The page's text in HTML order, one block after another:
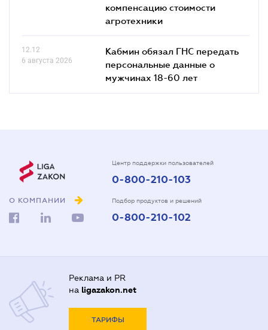
компенсацию стоимости
агротехники
12.12
6 августа 2026
Кабмин обязал ГНС передать
персональные данные о
мужчинах 18-60 лет
О КОМПАНИИ
Центр поддержки пользователей
0-800-210-103
Подбор продуктов и решений
0-800-210-102
Реклама и PR
на ligazakon.net
ТАРИФЫ